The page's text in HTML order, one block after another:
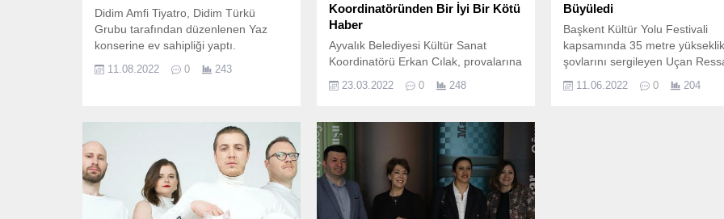
Didim Amfi Tiyatro, Didim Türkü
Grubu tarafından düzenlenen Yaz
konserine ev sahipliği yaptı.
11.08.2022 0 243
Koordinatöründen Bir İyi Bir Kötü
Haber
Ayvalık Belediyesi Kültür Sanat
Koordinatörü Erkan Cılak, provalarına
tarihinde prömiyer yapacağını
kitap haline getirdi.
23.03.2022 0 248
Büyüledi
Başkent Kültür Yolu Festivali
kapsamında 35 metre
şovlarını sergileyen Uçan
11.06.2022 0 204